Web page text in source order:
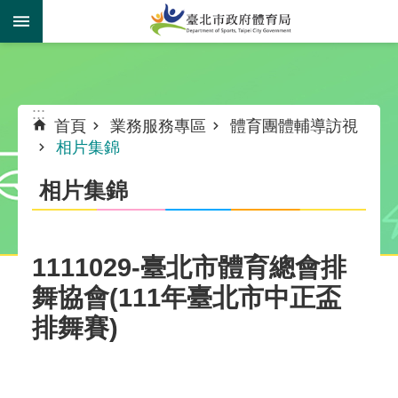
跳到主要內容區塊
:::
首頁 業務服務專區
體育團體輔導訪視
相片集錦
相片集錦
1111029-臺北市體育總會排
舞協會(111年臺北市中正盃
排舞賽)